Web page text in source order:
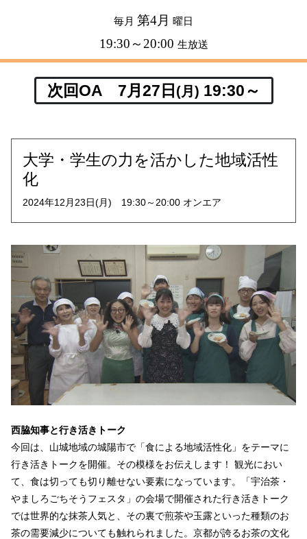
毎月 第4月 曜日
19:30～20:00 生放送
次回OA 7月27日 (月) 19:30～
大学・学生の力を活かした地域活性
化
2024年12月23日(月) 19:30～20:00 オンエア
西脇知事と行き活きトーク
今回は、山城地域の城陽市で「食による地域活性化」をテーマに
行き活きトークを開催。その模様をお伝えします！ 観光におい
て、食は切っても切り離せない要素になっています。「宇治茶・
やましろごちそうフェスタ」の会場で開催された行き活きトーク
では世界的な抹茶人気と、その裏で煎茶や玉露といった種類のお
茶の需要減少についても触れられました。京都が誇るお茶の文化